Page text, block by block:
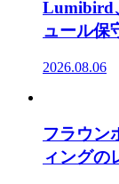
Lumibird
ュール保
2026.08.06
フラウン
ィングの